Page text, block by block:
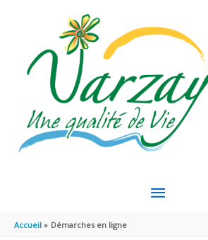
MENU
Accueil Démarches en ligne